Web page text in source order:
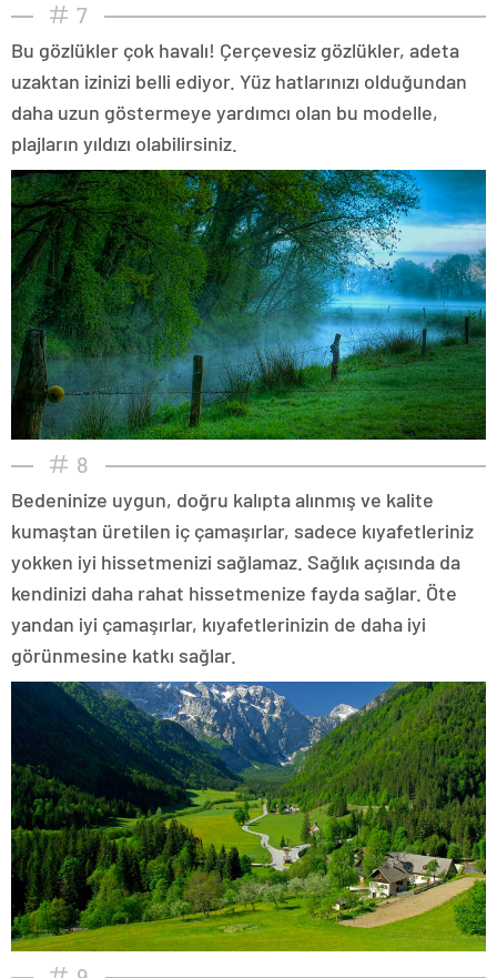
7
Bu gözlükler çok havalı! Çerçevesiz gözlükler, adeta
uzaktan izinizi belli ediyor. Yüz hatlarınızı olduğundan
daha uzun göstermeye yardımcı olan bu modelle,
plajların yıldızı olabilirsiniz.
8
Bedeninize uygun, doğru kalıpta alınmış ve kalite
kumaştan üretilen iç çamaşırlar, sadece kıyafetleriniz
yokken iyi hissetmenizi sağlamaz. Sağlık açısında da
kendinizi daha rahat hissetmenize fayda sağlar. Öte
yandan iyi çamaşırlar, kıyafetlerinizin de daha iyi
görünmesine katkı sağlar.